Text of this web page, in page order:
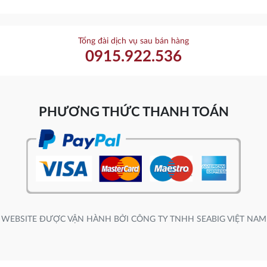
Tổng đài dịch vụ sau bán hàng
0915.922.536
PHƯƠNG THỨC THANH TOÁN
WEBSITE ĐƯỢC VẬN HÀNH BỞI CÔNG TY TNHH SEABIG VIỆT NAM